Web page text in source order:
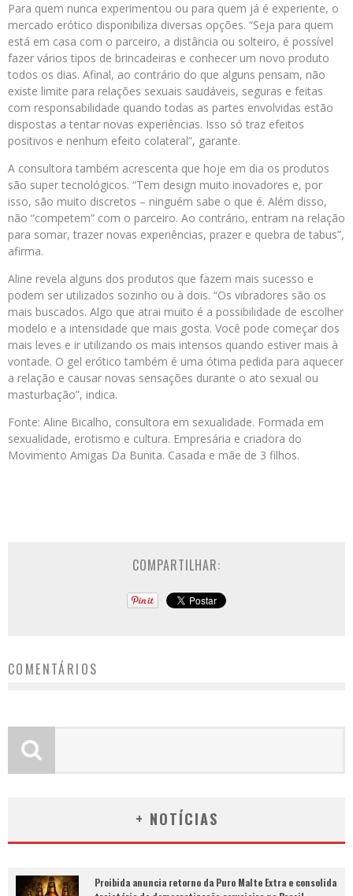
Para quem nunca experimentou ou para quem já é experiente, o
mercado erótico disponibiliza diversas opções. “Seja para quem
está em casa com o parceiro, a distância ou solteiro, é possível
fazer vários tipos de brincadeiras e conhecer um novo produto
todos os dias. Afinal, ao contrário do que alguns pensam, não
existe limite para relações sexuais saudáveis, seguras e feitas
com responsabilidade quando todas as partes envolvidas estão
dispostas a tentar novas experiências. Isso só traz efeitos
positivos e nenhum efeito colateral”, garante.
A consultora também acrescenta que hoje em dia os produtos
são super tecnológicos. “Tem design muito inovadores e, por
isso, são muito discretos – ninguém sabe o que é. Além disso,
não “competem” com o parceiro. Ao contrário, entram na relação
para somar, trazer novas experiências, prazer e quebra de tabus”,
afirma.
Aline revela alguns dos produtos que fazem mais sucesso e
podem ser utilizados sozinho ou à dois. “Os vibradores são os
mais buscados. Algo que atrai muito é a possibilidade de escolher
modelo e a intensidade que mais gosta. Você pode começar dos
mais leves e ir utilizando os mais intensos quando estiver mais à
vontade. O gel erótico também é uma ótima pedida para aquecer
a relação e causar novas sensações durante o ato sexual ou
masturbação”, indica.
Fonte: Aline Bicalho, consultora em sexualidade. Formada em
sexualidade, erotismo e cultura. Empresária e criadora do
Movimento Amigas Da Bunita. Casada e mãe de 3 filhos.
COMPARTILHAR:
COMENTÁRIOS
+ NOTÍCIAS
Proibida anuncia retorno da Puro Malte Extra e consolida